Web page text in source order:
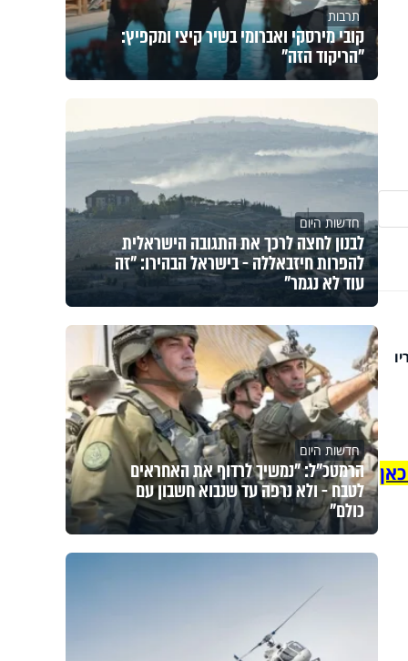
תרבות
קובי מירסקי ואברומי בשיר קיצי ומקפיץ:
"הריקוד הזה"
חדשות היום
לבנון לחצה לרכך את התגובה הישראלית
להפרות חיזבאללה - בישראל הבהירו: "זה
עוד לא נגמר"
חדשות היום
הרמטכ"ל: "נמשיך לרדוף את האחראים
לטבח - ולא נרפה עד שנבוא חשבון עם
כולם"